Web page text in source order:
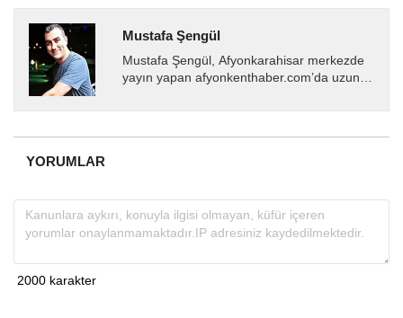
Mustafa Şengül
Mustafa Şengül, Afyonkarahisar merkezde
yayın yapan afyonkenthaber.com’da uzun
almakta, haber akışı...
YORUMLAR